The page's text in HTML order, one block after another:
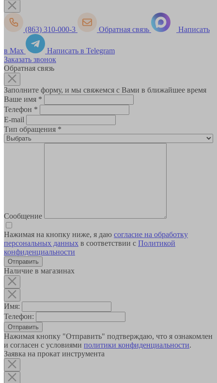
(863) 310-000-3 Обратная связь Написать
в Max
Написать в Telegram
Заказать звонок
Обратная связь
Заполните форму, и мы свяжемся с Вами в ближайшее время
Ваше имя *
Телефон *
E-mail
Тип обращения *
Сообщение
Нажимая на кнопку ниже, я даю согласие на обработку
персональных данных в соответствии с Политикой
конфиденциальности
Наличие в магазинах
Имя:
Телефон:
Отправить
Нажимая кнопку "Отправить" подтверждаю, что я ознакомлен
и согласен с условиями политики конфиденциальности.
Заявка на прокат инструмента